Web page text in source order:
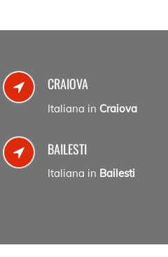
CRAIOVA
Italiana in Craiova
BAILESTI
Italiana in Bailesti